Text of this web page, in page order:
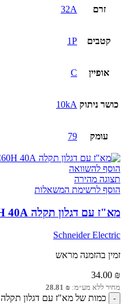
זרם 32A
קטבים 1P
אופיין C
כושר ניתוק 10kA
עומק 79
הוסף להשוואה
תצוגה מהירה
הוסף לרשימת המשאלות
מא"ז עם דגלון תקלה 1P iC60H 40A
Schneider Electric
זמין בהזמנה מראש
34.00 ₪
מחיר ללא מע״מ: 28.81 ₪
כמות של מא"ז עם דגלון תקלה 1P iC60H 40A